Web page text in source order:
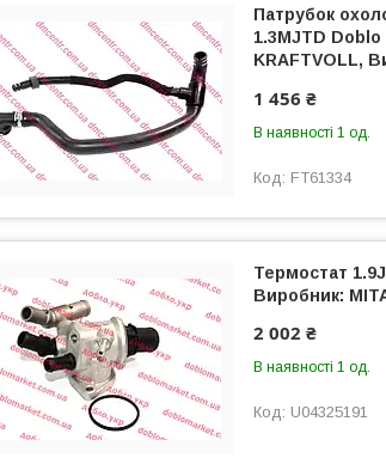
Патрубок
1.3MJTD
KRAFTVOLL,
1 456 ₴
В наявності 1 од.
FT61334
Термостат
Виробник:
2 002 ₴
В наявності 1 од.
U04325191